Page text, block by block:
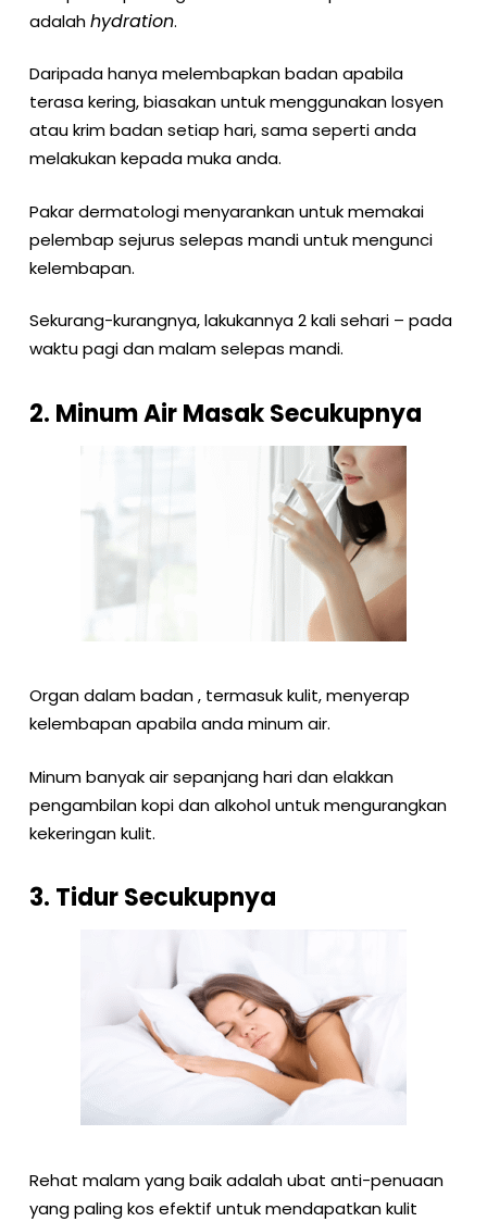
adalahhydration.
Daripada hanya melembapkan badan apabila
terasa kering, biasakan untuk menggunakan losyen
atau krim badan setiap hari, sama seperti anda
melakukan kepada muka anda.
Pakar dermatologi menyarankan untuk memakai
pelembap sejurus selepas mandi untuk mengunci
kelembapan.
Sekurang-kurangnya, lakukannya 2 kali sehari – pada
waktu pagi dan malam selepas mandi.
2. Minum Air Masak Secukupnya
Organ dalam badan , termasuk kulit, menyerap
kelembapan apabila anda minum air.
Minum banyak air sepanjang hari dan elakkan
pengambilan kopi dan alkohol untuk mengurangkan
kekeringan kulit.
3. Tidur Secukupnya
Rehat malam yang baik adalah ubat anti-penuaan
yang paling kos efektif untuk mendapatkan kulit